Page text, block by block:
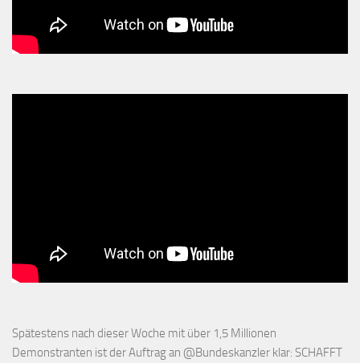
Spätestens nach dieser Woche mit über 1,5 Millionen
Demonstranten ist der Auftrag an @Bundeskanzler klar: SCHAFFT